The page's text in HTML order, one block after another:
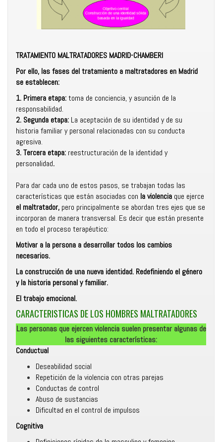
TRATAMIENTO MALTRATADORES MADRID-CHAMBERI
Por ello, las fases del tratamiento a maltratadores en Madrid
se establecen:
1. Primera etapa:toma de conciencia, y asunción de la
responsabilidad.
2. Segunda etapa: La aceptación de su identidad y de su
historia familiar y personal relacionadas con su conducta
agresiva.
3. Tercera etapa: reestructuración de la identidad y
personalidad.
Para dar cada uno de estos pasos, se trabajan todas las
características que están asociadas con la violencia que ejerce
el maltratador, pero principalmente se abordan tres ejes que se
incorporan de manera transversal. Es decir que están presente
en todo el proceso terapéutico:
Motivar a la persona a desarrollar todos los cambios
necesarios.
La construcción de una nueva identidad. Redefiniendo el género
y la historia personal y familiar.
El trabajo emocional.
CARACTERISTICAS DE LOS HOMBRES MALTRATADORES
Las personas que ejercen violencia suelen presentar algunas de
las siguientes características:
Conductual
Deseabilidad social
Repetición de la violencia con otras parejas
Conductas de control
Abuso de sustancias
Dificultad en el control de impulsos
Cognitiva